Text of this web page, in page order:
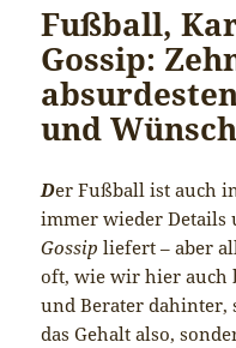
Fußball,
Gossip:
und
Der Fußball ist auch
immer wieder Details
Gossip liefert – aber
oft, wie wir hier auch
und Berater dahinter,
das Gehalt also,